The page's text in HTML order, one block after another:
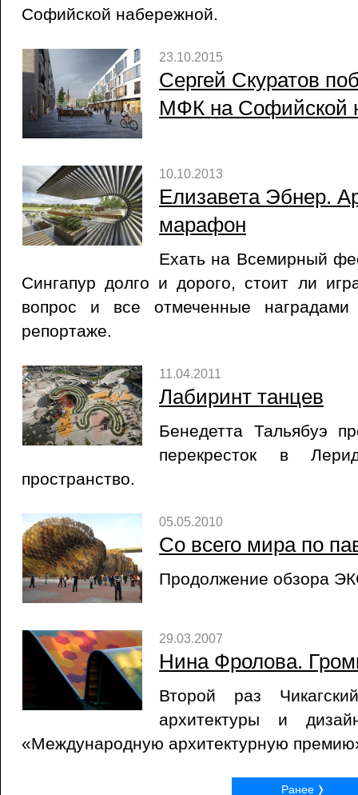
Софийской набережной.
23.10.2015
Сергей Скуратов
МФК на Софийской
10.10.2013
Елизавета Эбнер.
марафон
Ехать на Всемирный
Сингапур долго и дорого, стоит ли
вопрос и все отмеченные
репортаже.
11.04.2011
Лабиринт танцев
Бенедетта Тальябуэ
перекресток в
пространство.
05.05.2010
Со всего мира по
Продолжение обзора
29.03.2007
Нина Фролова.
Второй раз
архитектуры и
«Международную архитектурную
Ранее